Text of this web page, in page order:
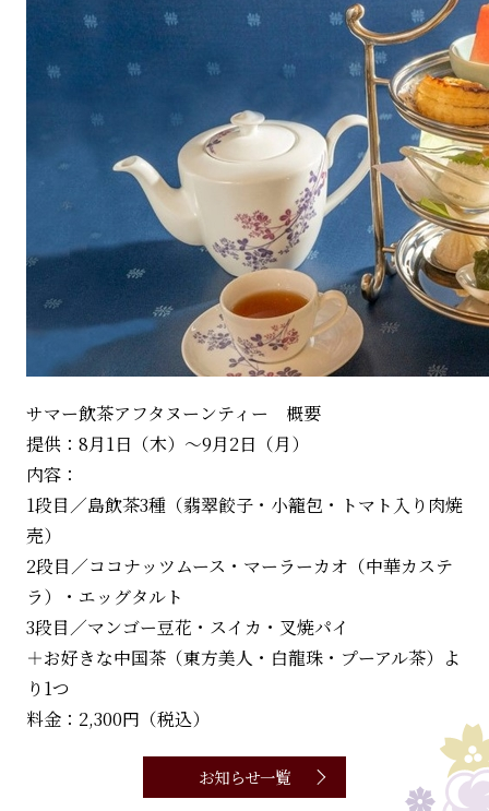
サマー飲茶アフタヌーンティー 概要
提供：8月1日（木）～9月2日（月）
内容：
1段目／島飲茶3種（翡翠餃子・小籠包・トマト入り肉焼
売）
2段目／ココナッツムース・マーラーカオ（中華カステ
ラ）・エッグタルト
3段目／マンゴー豆花・スイカ・叉焼パイ
＋お好きな中国茶（東方美人・白龍珠・プーアル茶）よ
り1つ
料金：2,300円（税込）
お知らせ一覧